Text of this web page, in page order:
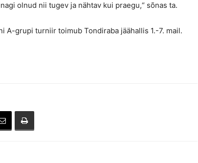
olnud nii tugev ja nähtav kui praegu,“ sõnas ta.
A-grupi turniir toimub Tondiraba jäähallis 1.-7. mail.